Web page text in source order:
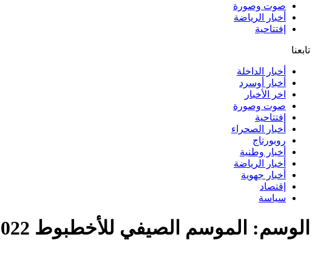
صوت وصورة
أخبار الرياضة
إفتتاحية
تابعنا
أخبار الداخلة
أخبار أوسرد
اخر الأخبار
صوت وصورة
إفتتاحية
أخبار الصحراء
روبورتاج
أخبار وطنية
أخبار الرياضة
أخبار جهوية
إقتصاد
سياسة
الوسم: الموسم الصيفي للأخطبوط 2022